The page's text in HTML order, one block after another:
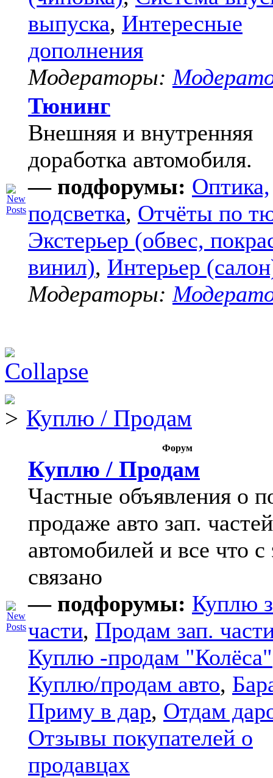
выпуска, Интересные
дополнения
Модераторы:
Тюнинг
Внешняя и внутренняя
доработка автомобиля.
— подфорумы: Оптика,
подсветка, Отчёты по
Экстерьер (обвес,
винил), Интерьер
Модераторы:
Куплю / Продам
Форум
Куплю / Продам
Частные объявления о
продаже авто зап.
автомобилей и все что с
связано
— подфорумы: Куплю
части, Продам зап.
Куплю -продам "Колёса"
Куплю/продам авто,
Приму в дар, Отдам
Отзывы покупателей о
продавцах